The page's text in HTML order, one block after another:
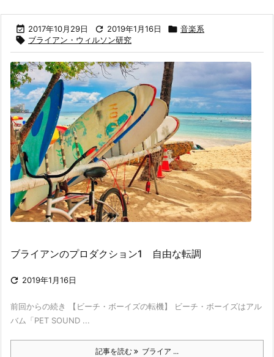
 2017年10月29日  2019年1月16日  音楽系
 ブライアン・ウィルソン研究
ブライアンのプロダクション1 自由な転調
 2019年1月16日
前回からの続き 【ビーチ・ボーイズの転機】 ビーチ・ボーイズはアル
バム「PET SOUND ...
記事を読む ブライア ...